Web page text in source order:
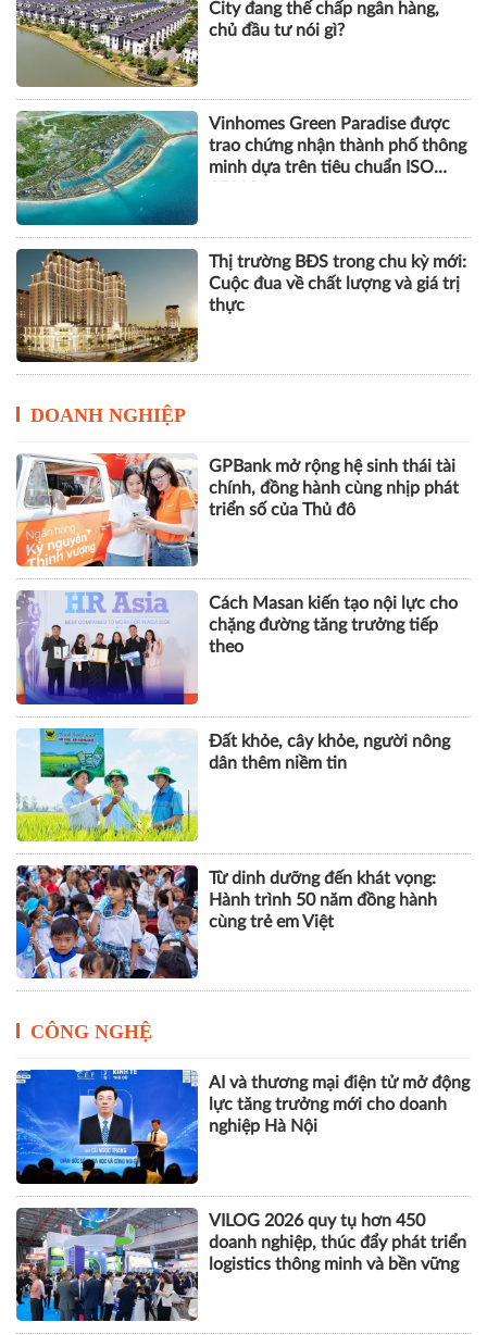
City đang thế chấp ngân hàng,
chủ đầu tư nói gì?
Vinhomes Green Paradise được
trao chứng nhận thành phố thông
minh dựa trên tiêu chuẩn ISO
Thị trường BĐS trong chu kỳ mới:
Cuộc đua về chất lượng và giá trị
thực
DOANH NGHIỆP
GPBank mở rộng hệ sinh thái tài
chính, đồng hành cùng nhịp phát
triển số của Thủ đô
Cách Masan kiến tạo nội lực cho
chặng đường tăng trưởng tiếp
theo
Đất khỏe, cây khỏe, người nông
dân thêm niềm tin
Từ dinh dưỡng đến khát vọng:
Hành trình 50 năm đồng hành
cùng trẻ em Việt
CÔNG NGHỆ
AI và thương mại điện tử mở động
lực tăng trưởng mới cho doanh
nghiệp Hà Nội
VILOG 2026 quy tụ hơn 450
doanh nghiệp, thúc đẩy phát triển
logistics thông minh và bền vững